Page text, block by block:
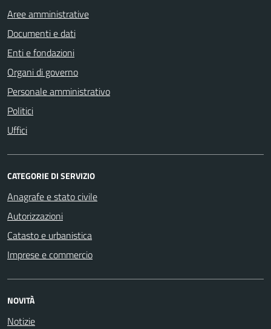
Aree amministrative
Documenti e dati
Enti e fondazioni
Organi di governo
Personale amministrativo
Politici
Uffici
CATEGORIE DI SERVIZIO
Anagrafe e stato civile
Autorizzazioni
Catasto e urbanistica
Imprese e commercio
NOVITÀ
Notizie